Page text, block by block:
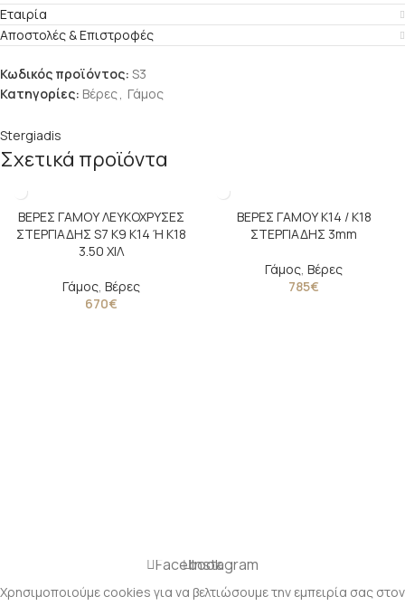
Εταιρία
Αποστολές & Επιστροφές
Κωδικός προϊόντος: S3
Κατηγορίες: Βέρες, Γάμος
Stergiadis
Σχετικά προϊόντα
ΒΕΡΕΣ ΓΑΜΟΥ ΛΕΥΚΟΧΡΥΣΕΣ
ΣΤΕΡΓΙΑΔΗΣ S7 Κ9 Κ14 Ή Κ18
3.50 ΧΙΛ
Γάμος, Βέρες
670€
ΒΕΡΕΣ ΓΑΜΟΥ Κ14 / K18
ΣΤΕΡΓΙΑΔΗΣ 3mm
Γάμος, Βέρες
785€
FacebookInstagram
Χρησιμοποιούμε cookies για να βελτιώσουμε την εμπειρία σας στον